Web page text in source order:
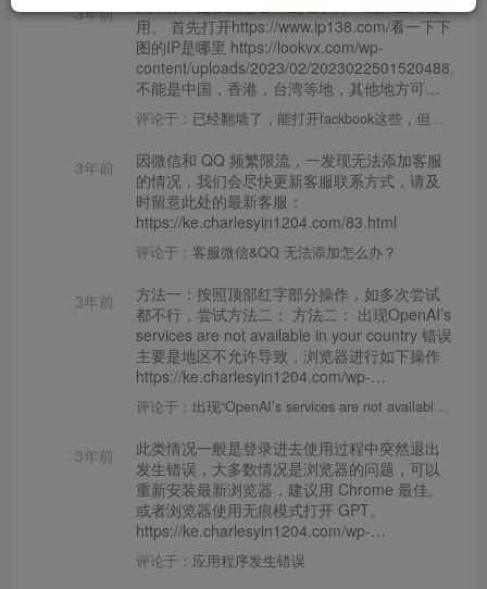
3年前
用。 首先打开https://www.ip138.com/看一下下
图的IP是哪里 https://lookvx.com/wp-
content/uploads/2023/02/2023022501520488.jpg
不能是中国，香港，台湾等地，其他地方可
以。 2.并不是说能打开谷歌或者fb就能正常使
用chatgpt，如果你的ip质量不好，也同样不能
使用，建议自建梯子、购买质量好点或者小众
的梯子，不要购买太垃圾的梯子，用户太多的
梯子会出现几十上百人使用1个ip的情况。
评论于： 已经翻墙了，能打开fackbook这些，但还是不能用chatgpt
3年前
因微信和 QQ 频繁限流，一发现无法添加客服
的情况，我们会尽快更新客服联系方式，请及
时留意此处的最新客服：
https://ke.charlesyin1204.com/83.html
评论于： 客服微信&QQ 无法添加怎么办？
3年前
方法一：按照顶部红字部分操作，如多次尝试
都不行，尝试方法二； 方法二： 出现OpenAI’s
services are not available in your country 错误
主要是地区不允许导致，浏览器进行如下操作
https://ke.charlesyin1204.com/wp-
content/uploads/2023/02/Screen-Shot-2023-
02-25-at-3.04.32-PM-600x470.png
https://ke.charlesyin1204.com/wp-
content/uploads/2023/02/Screen-Shot-2023-
02-25-at-3.05.22-PM-600x267.png 在错误界
面鼠标点击邮件，选择“检查（inspect)” , 选择
“console” ，然后复制如下代码运行
之后再本界面的地址输入栏输入如下内容:
评论于： 出现“OpenAI’s services are not available in your country”如何解决？
3年前
此类情况一般是登录进去使用过程中突然退出
发生错误，大多数情况是浏览器的问题，可以
重新安装最新浏览器，建议用 Chrome 最佳。
或者浏览器使用无痕模式打开 GPT。
https://ke.charlesyin1204.com/wp-
content/uploads/2023/02/应用程序错
误-600x307.png
评论于： 应用程序发生错误